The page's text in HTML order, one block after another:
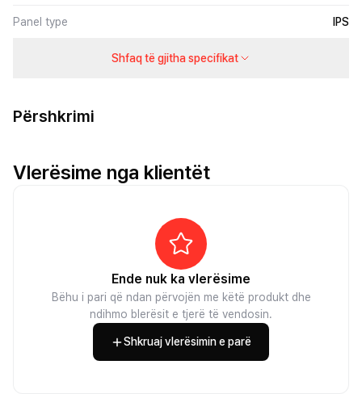
Panel type IPS
Shfaq të gjitha specifikat
Përshkrimi
Vlerësime nga klientët
Ende nuk ka vlerësime
Bëhu i pari që ndan përvojën me këtë produkt dhe
ndihmo blerësit e tjerë të vendosin.
Shkruaj vlerësimin e parë